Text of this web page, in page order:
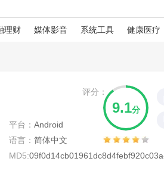
理财 媒体影音 系统工具 健康医疗
平台： Android
语言： 简体中文
MD5:
评分：
9.1分